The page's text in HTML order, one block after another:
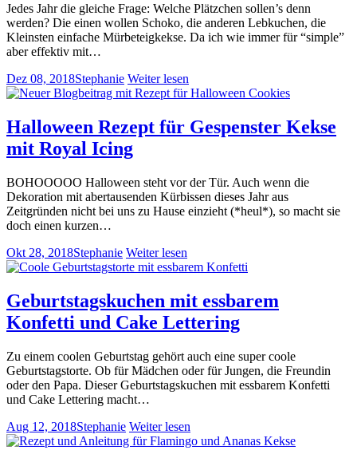
Jedes Jahr die gleiche Frage: Welche Plätzchen sollen’s denn
werden? Die einen wollen Schoko, die anderen Lebkuchen, die
Kleinsten einfache Mürbeteigkekse. Da ich wie immer für “simple”
aber effektiv mit…
Dez 08, 2018Stephanie Weiter lesen
Halloween Rezept für Gespenster Kekse
mit Royal Icing
BOHOOOOO Halloween steht vor der Tür. Auch wenn die
Dekoration mit abertausenden Kürbissen dieses Jahr aus
Zeitgründen nicht bei uns zu Hause einzieht (*heul*), so macht sie
doch einen kurzen…
Okt 28, 2018Stephanie Weiter lesen
Geburtstagskuchen mit essbarem
Konfetti und Cake Lettering
Zu einem coolen Geburtstag gehört auch eine super coole
Geburtstagstorte. Ob für Mädchen oder für Jungen, die Freundin
oder den Papa. Dieser Geburtstagskuchen mit essbarem Konfetti
und Cake Lettering macht…
Aug 12, 2018Stephanie Weiter lesen